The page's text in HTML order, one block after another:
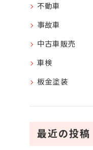
不動車
事故車
中古車販売
車検
板金塗装
最近の投稿